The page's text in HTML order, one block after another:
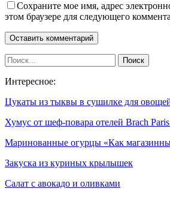
Сохраните мое имя, адрес
этом браузере для следующего
Интересное:
Цукаты из тыквы в сушилке для
Хумус от шеф-повара отелей Brach
Маринованные огурцы «Как
Закуска из куриных крылышек
Салат с авокадо и оливками